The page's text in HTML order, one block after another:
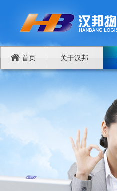
首页 关于汉邦